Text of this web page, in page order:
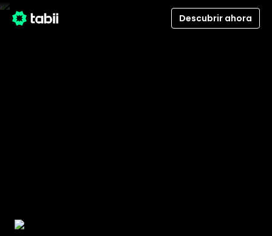
Descubrir ahora